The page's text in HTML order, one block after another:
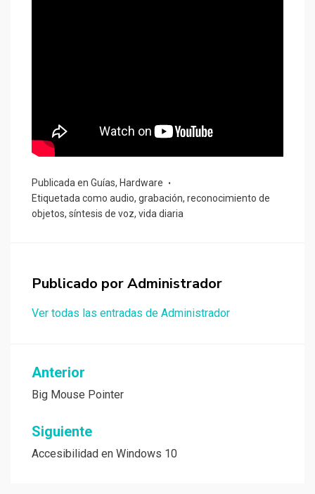
Publicada en Guías, Hardware
Etiquetada como audio, grabación, reconocimiento de
objetos, síntesis de voz, vida diaria
Publicado porAdministrador
Ver todas las entradas de Administrador
Navegación
de
entradas
Anterior
Big Mouse Pointer
Siguiente
Accesibilidad en Windows 10